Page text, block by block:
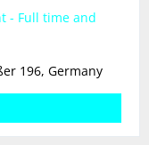
- Full time and
196, Germany